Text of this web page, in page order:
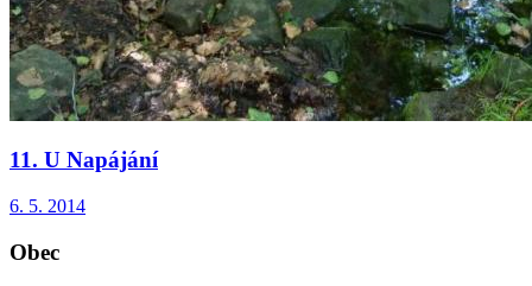
11. U Napájání
6. 5. 2014
Obec